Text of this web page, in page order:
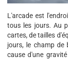
L'arcade est
tous les jours. Au
cartes, de tailles
jours, le champ de
cause d'une